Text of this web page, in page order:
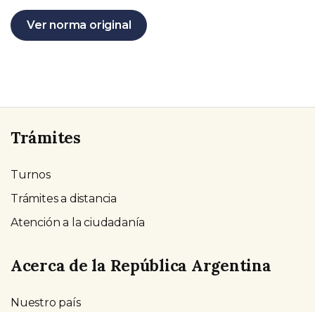
Ver norma original
Trámites
Turnos
Trámites a distancia
Atención a la ciudadanía
Acerca de la República Argentina
Nuestro país